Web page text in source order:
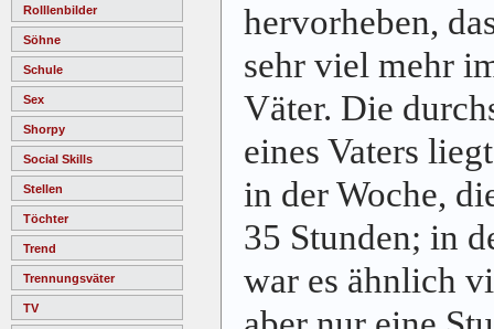
Rolllenbilder
Söhne
Schule
Sex
Shorpy
Social Skills
Stellen
Töchter
Trend
Trennungsväter
TV
hervorheben,
sehr viel mehr
Väter. Die
eines Vaters
in der Woche,
35 Stunden; in
war es ähnlich